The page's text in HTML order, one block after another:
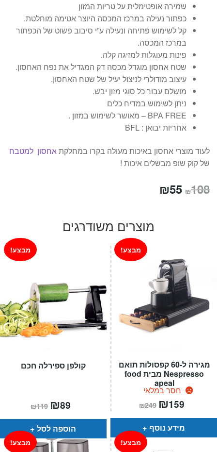
שמירה אופטימלית על טריות המזון
כפתור נעילה במרכז המכסה היוצר אטימה מוחלטת.
קל לשימוש פתיחה ונעילה ע”י סיבוב פשוט של הכפתור
במרכז המכסה.
פינות מעוגלות למזיגה קלה.
שטח אחסון מוגדל מכסה דק המגדיל את נפח האחסון.
עיצוב מודולרי לניצול יעיל של שטח האחסון.
מושלם עבור כל סוגי מזון יבש.
ניתן לשימוש במדיח כלים
BPA FREE – מאושר לשימוש במזון .
אחריות יבואן : BFL
לעוד מוצרי אחסון באיכות מעולה בקרו במחלקתאחסון למטבח
של קוק שופ מבשלים איכות !
₪108 המחיר
₪55
הוא:
₪55.
מוצרים משודרגים
קולפן ספירלה חכם
מבצע!
₪119 המחיר
המקורי
היה:
₪119.
₪89
הוא:
הוספה לסל
מגירה ל-60 קפסולות תואם
Nespresso מבית food
apeal
חסר במלאי
מבצע!
₪249 המחיר
המקורי
היה:
₪249.
₪159
הוא:
מידע נוסף
מבצע! מבצע!